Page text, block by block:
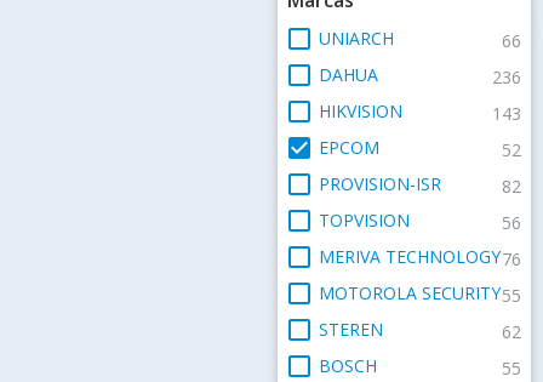
check_box_outline_blank UNIARCH 66
check_box_outline_blank DAHUA 236
check_box_outline_blank HIKVISION 143
check_box EPCOM 52
check_box_outline_blank PROVISION-ISR 82
check_box_outline_blank TOPVISION 56
check_box_outline_blank MERIVA TECHNOLOGY76
check_box_outline_blank MOTOROLA SECURITY55
check_box_outline_blank STEREN 62
check_box_outline_blank BOSCH 55